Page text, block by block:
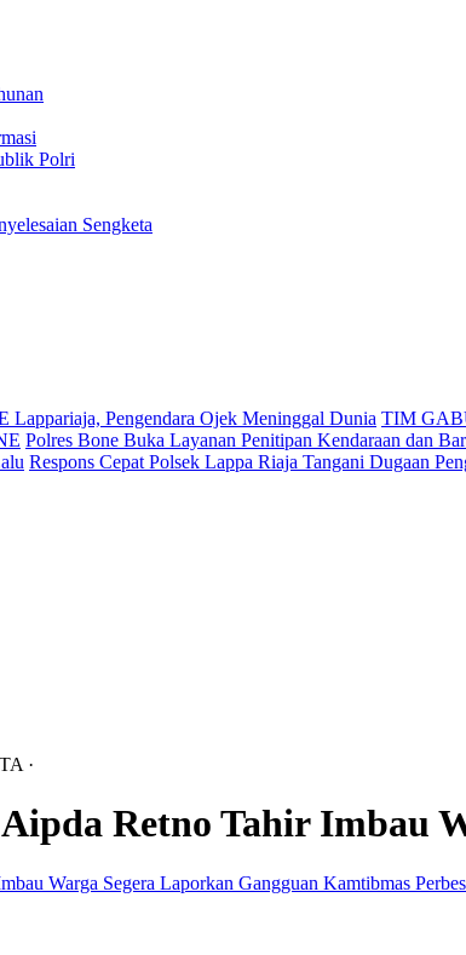
Polri
Sengketa
Lappariaja, Pengendara Ojek Meninggal Dunia TIM
Polres Bone Buka Layanan Penitipan Kendaraan dan
Respons Cepat Polsek Lappa Riaja Tangani Dugaan
·
Retno Tahir Imbau